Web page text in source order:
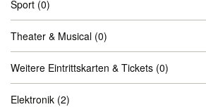
Sport (0)
Theater & Musical (0)
Weitere Eintrittskarten & Tickets (0)
Elektronik (2)